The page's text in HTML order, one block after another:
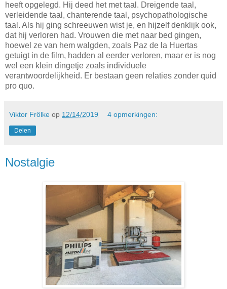
heeft opgelegd. Hij deed het met taal. Dreigende taal,
verleidende taal, chanterende taal, psychopathologische
taal. Als hij ging schreeuwen wist je, en hijzelf denklijk ook,
dat hij verloren had. Vrouwen die met naar bed gingen,
hoewel ze van hem walgden, zoals Paz de la Huertas
getuigt in de film, hadden al eerder verloren, maar er is nog
wel een klein dingetje zoals individuele
verantwoordelijkheid. Er bestaan geen relaties zonder quid
pro quo.
Viktor Frölke op 12/14/2019 4 opmerkingen:
Delen
Nostalgie